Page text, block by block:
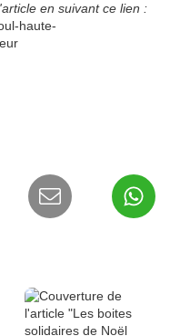
en suivant ce lien :
haute-